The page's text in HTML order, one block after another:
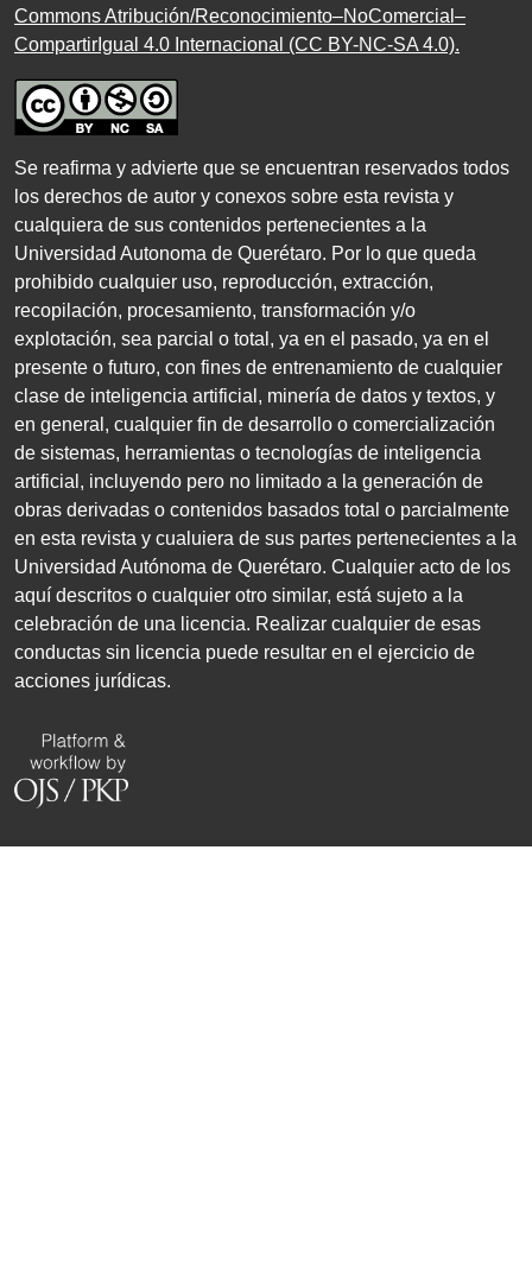
Commons Atribución/Reconocimiento–NoComercial–
CompartirIgual 4.0 Internacional (CC BY-NC-SA 4.0).
Se reafirma y advierte que se encuentran reservados todos
los derechos de autor y conexos sobre esta revista y
cualquiera de sus contenidos pertenecientes a la
Universidad Autonoma de Querétaro. Por lo que queda
prohibido cualquier uso, reproducción, extracción,
recopilación, procesamiento, transformación y/o
explotación, sea parcial o total, ya en el pasado, ya en el
presente o futuro, con fines de entrenamiento de cualquier
clase de inteligencia artificial, minería de datos y textos, y
en general, cualquier fin de desarrollo o comercialización
de sistemas, herramientas o tecnologías de inteligencia
artificial, incluyendo pero no limitado a la generación de
obras derivadas o contenidos basados total o parcialmente
en esta revista y cualuiera de sus partes pertenecientes a la
Universidad Autónoma de Querétaro. Cualquier acto de los
aquí descritos o cualquier otro similar, está sujeto a la
celebración de una licencia. Realizar cualquier de esas
conductas sin licencia puede resultar en el ejercicio de
acciones jurídicas.